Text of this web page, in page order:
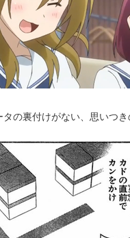
の裏付けがない、思いつき